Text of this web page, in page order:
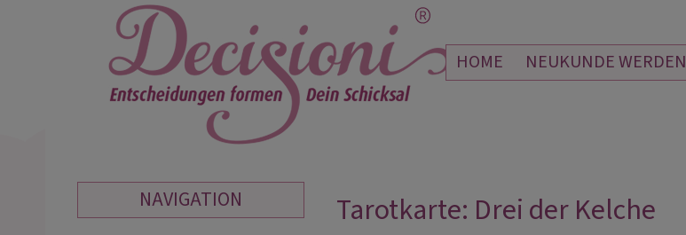
HOME NEUKUNDE WERDEN
NAVIGATION Tarotkarte: Drei der Kelche